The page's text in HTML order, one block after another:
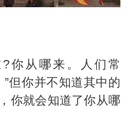
你从哪来。人们常
但你并不知道其中的
你就会知道了你从哪